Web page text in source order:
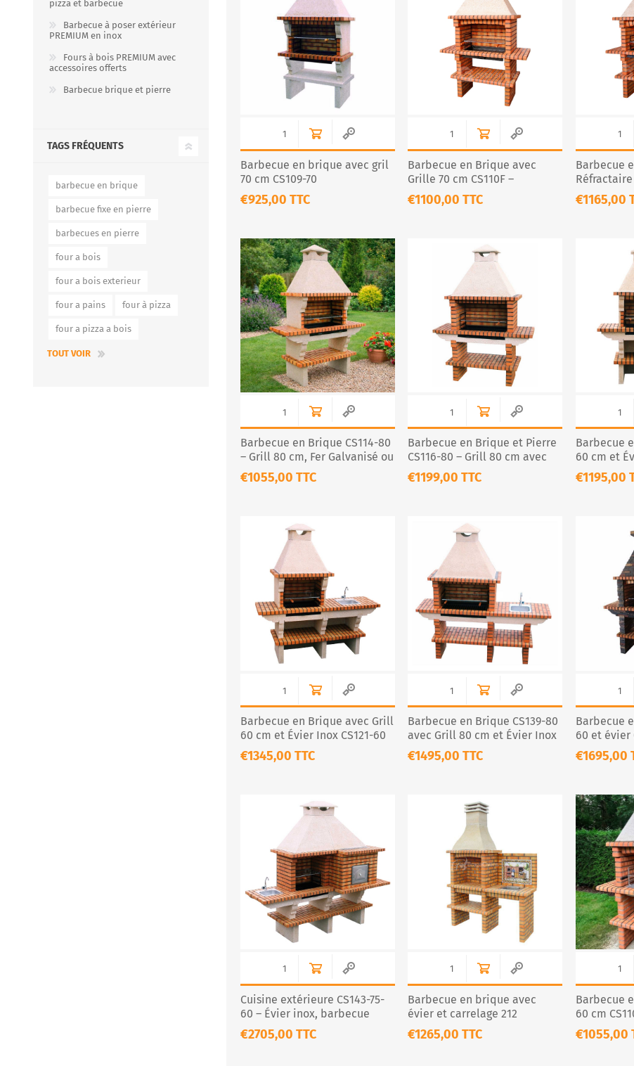
FOURS À PIZZA/PAIN AU
GAZ
Four à pizza au gaz FUMUS
Blanc 80, 100, 120
Four à pizza au gaz FUMUS
Noir 80, 100, 120
ACCESSOIRES POUR FOUR
Barbecue en brique avec gril
70 cm CS109-70
€925,00 TTC
Barbecue en Brique avec
Grille 70 cm CS110F –
Convivialité et Authenticité
€1100,00 TTC
Barbecue
Réfractaire
XL 80cm
€1165,00
Barbecue en Brique CS114-80
– Grill 80 cm, Fer Galvanisé ou
Inox
€1055,00 TTC
Barbecue en Brique et Pierre
CS116-80 – Grill 80 cm avec
Cheminée
€1199,00 TTC
Barbecue
60 cm et
– Cuisine
Complète
€1195,00
Barbecue en Brique avec Grill
60 cm et Évier Inox CS121-60
€1345,00 TTC
Barbecue en Brique CS139-80
avec Grill 80 cm et Évier Inox
– Cuisine Extérieure XL
€1495,00 TTC
Barbecue
60 et évier
€1695,00
Cuisine extérieure CS143-75-
60 – Évier inox, barbecue
60×40 et four à pizza Ø 75 cm
€2705,00 TTC
Barbecue en brique avec
évier et carrelage 212
€1265,00 TTC
Barbecue
60 cm
Charbon
€1055,00
pizza et barbecue
Barbecue à poser extérieur
PREMIUM en inox
Fours à bois PREMIUM avec
accessoires offerts
Barbecue brique et pierre
TAGS FRÉQUENTS
barbecue en brique
barbecue fixe en pierre
barbecues en pierre
four a bois
four a bois exterieur
four a pains four à pizza
four a pizza a bois
TOUT VOIR